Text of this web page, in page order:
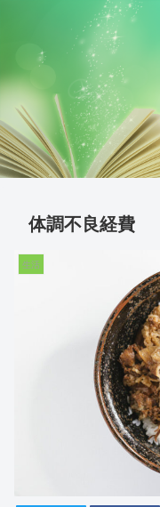
体調不良経費
生活